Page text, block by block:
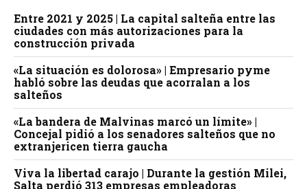
Entre 2021 y 2025 | La capital salteña entre las
ciudades con más autorizaciones para la
construcción privada
«La situación es dolorosa» | Empresario pyme
habló sobre las deudas que acorralan a los
salteños
«La bandera de Malvinas marcó un límite» |
Concejal pidió a los senadores salteños que no
extranjericen tierra gaucha
Viva la libertad carajo | Durante la gestión Milei,
Salta perdió 313 empresas empleadoras